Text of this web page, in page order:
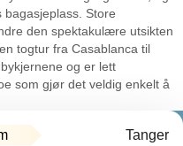
Store
den spektakulære utsikten
togtur fra Casablanca til
og er lett
som gjør det veldig enkelt å
Tanger